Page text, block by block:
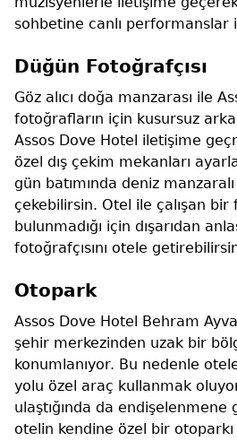
sohbetine canlı performanslar
Düğün Fotoğrafçısı
Göz alıcı doğa manzarası ile
fotoğrafların için kusursuz
Assos Dove Hotel iletişime
özel dış çekim mekanları
gün batımında deniz
çekebilirsin. Otel ile çalışan bir
bulunmadığı için dışarıdan
fotoğrafçısını otele
Otopark
Assos Dove Hotel Behram
şehir merkezinden uzak bir
konumlanıyor. Bu nedenle
yolu özel araç kullanmak
ulaştığında da endişelenmene
otelin kendine özel bir